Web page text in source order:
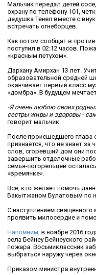
Мальчик передал детей
охрану по телефону 101,
дедушка Тенел вместе с
встречать огнеборцев.
Как потом сообщат в
поступил в 02:12 часов.
«красным петухом».
Дархану Амирхан 13 лет.
образовательной средней
оканчивает первый класс
«домбра». В будущем
-Я очень люблю своих
сестры живы и здоровы -
говорит мальчик.
После происшедшего глава
признаётся, что не знает за
слов, сгоревший дом они
завершить отделочные
семья-погорельцев
«времянке».
Все, кто желает помочь
Бакытжаном Булатовым по
С наступлением
проявить милосердие и
Напомним, в ноябре 2016
села Бейнеу Бейнеуского
пожара. Восьмиклассник
выбраться наружу через
Приказом министра